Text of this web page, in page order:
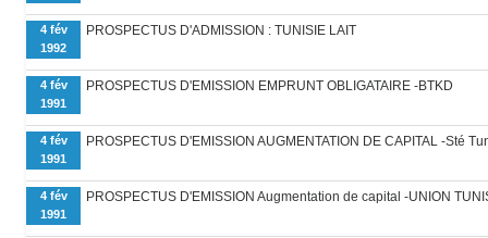
4 fév
1992
PROSPECTUS D'ADMISSION : TUNISIE LAIT
4 fév
1991
PROSPECTUS D'EMISSION EMPRUNT OBLIGATAIRE -BTKD
4 fév
1991
PROSPECTUS D'EMISSION AUGMENTATION DE CAPITAL -Sté
4 fév
1991
PROSPECTUS D'EMISSION Augmentation de capital -UNION